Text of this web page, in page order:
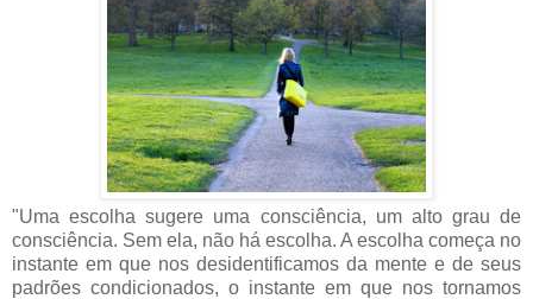
"Uma escolha sugere uma consciência, um alto grau de
consciência. Sem ela, não há escolha. A escolha começa no
instante em que nos desidentificamos da mente e de seus
padrões condicionados, o instante em que nos tornamos